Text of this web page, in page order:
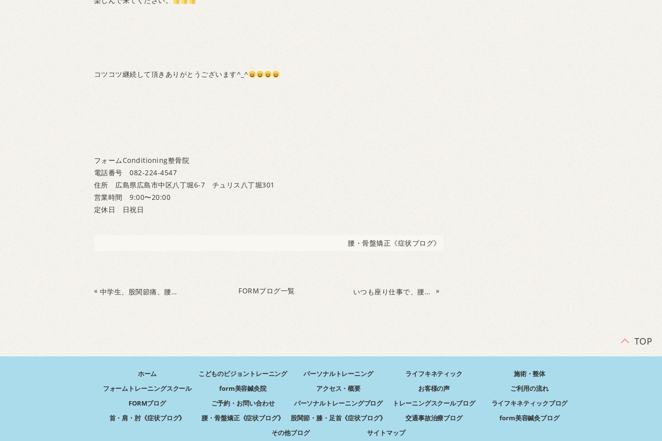
コツコツ継続して頂きありがとうございます^_^
フォームConditioning整骨院
電話番号 082-224-4547
住所 広島県広島市中区八丁堀6-7 チュリス八丁堀301
営業時間 9:00〜20:00
定休日 日祝日
腰・骨盤矯正《症状ブログ》
« 中学生、股関節痛、腰痛改善し、基礎体幹トレーニングで目指せプロ野球選手 FORMブログ一覧 いつも座り仕事で、腰が痛い。しゃがむ事が出来ずに広島に »
TOP
ホーム こどものビジョントレーニング パーソナルトレーニング ライフキネティック
施術・整体
フォームトレーニングスクール
form美容鍼灸院 アクセス・概要 お客様の声
ご利用の流れ
FORMブログ
ご予約・お問い合わせ パーソナルトレーニングブログ トレーニングスクールブログ
ライフキネティックブログ
首・肩・肘《症状ブログ》
腰・骨盤矯正《症状ブログ》 股関節・膝・足首《症状ブログ》 交通事故治療ブログ
form美容鍼灸ブログ
その他ブログ
サイトマップ